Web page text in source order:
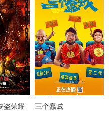
盗荣耀 三个蠢贼